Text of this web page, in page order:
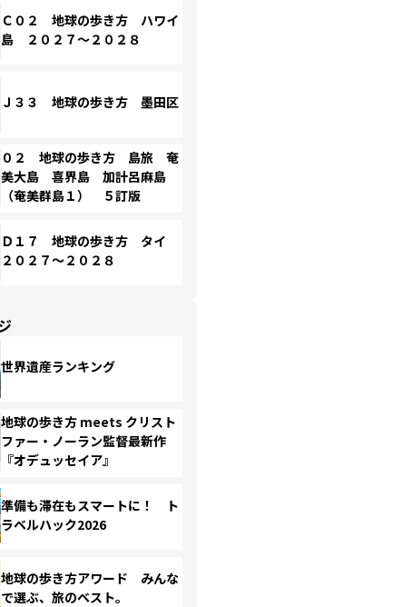
Ｃ０２ 地球の歩き方 ハワイ
島 ２０２７～２０２８
Ｊ３３ 地球の歩き方 墨田区
０２ 地球の歩き方 島旅 奄
美大島 喜界島 加計呂麻島
（奄美群島１） ５訂版
Ｄ１７ 地球の歩き方 タイ
２０２７～２０２８
世界遺産ランキング
地球の歩き方 meets クリスト
ファー・ノーラン監督最新作
『オデュッセイア』
準備も滞在もスマートに！ ト
ラベルハック2026
地球の歩き方アワード みんな
で選ぶ、旅のベスト。